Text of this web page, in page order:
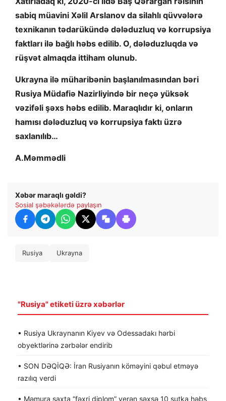
sabiq müavini Xəlil Arslanov da silahlı qüvvələrə
texnikanın tədarükündə dələduzluq və korrupsiya
faktları ilə bağlı həbs edilib. O, dələduzluqda və
rüşvət almaqda ittiham olunub.
Ukrayna ilə müharibənin başlanılmasından bəri
Rusiya Müdafiə Nazirliyində bir neçə yüksək
vəzifəli şəxs həbs edilib. Maraqlıdır ki, onların
hamısı dələduzluq və korrupsiya faktı üzrə
saxlanılıb…
A.Məmmədli
Xəbər maraqlı gəldi?
Sosial şəbəkələrdə paylaşın
Rusiya Ukrayna
"Rusiya" etiketi üzrə xəbərlər
• Rusiya Ukraynanın Kiyev və Odessadakı hərbi
obyektlərinə zərbələr endirib
• SON DƏQİQƏ: İran Rusiyanın köməyini qəbul etməyə
razılıq verdi
• Məmura saxta “fəxri diplom” verən şəxsə 10 sutka həbs